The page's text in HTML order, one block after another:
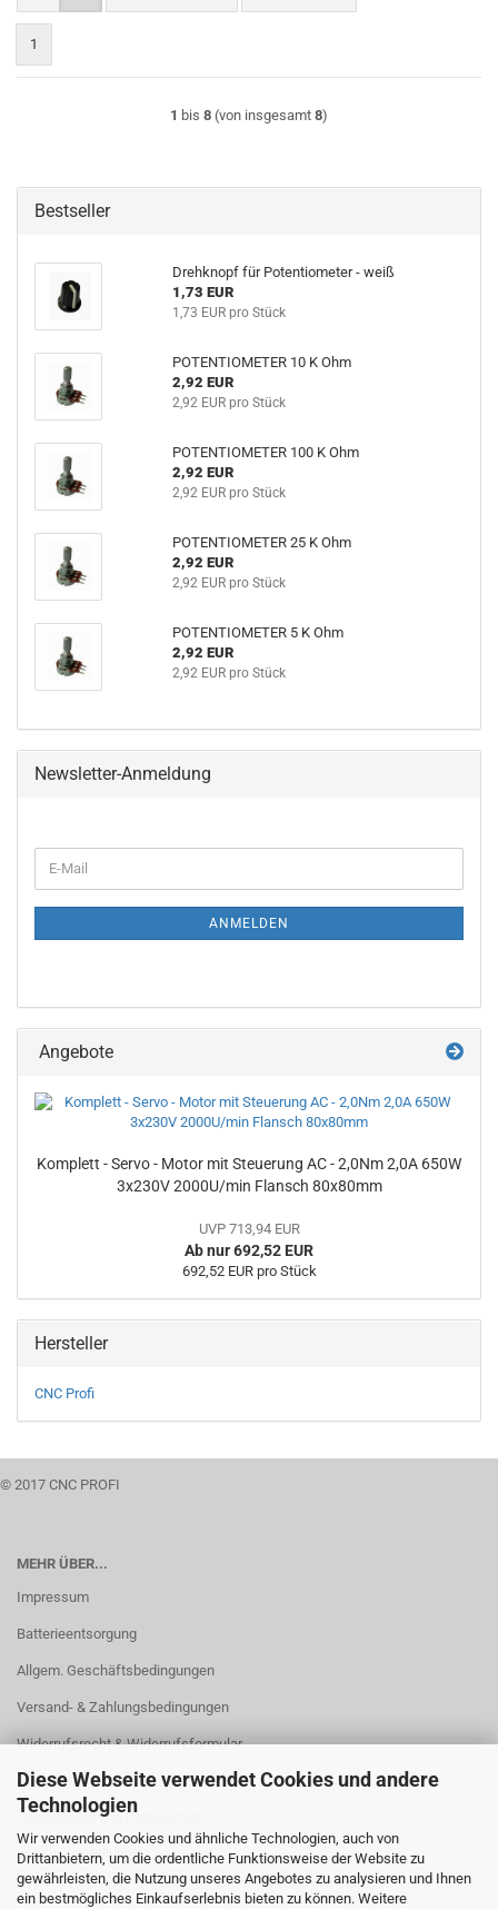
Diese Webseite verwendet Cookies und andere
Technologien
Wir verwenden Cookies und ähnliche Technologien, auch von
Drittanbietern, um die ordentliche Funktionsweise der Website zu
gewährleisten, die Nutzung unseres Angebotes zu analysieren und Ihnen
ein bestmögliches Einkaufserlebnis bieten zu können. Weitere
1
1 bis 8 (von insgesamt 8)
Bestseller
Drehknopf für Potentiometer - weiß
1,73 EUR
1,73 EUR pro Stück
POTENTIOMETER 10 K Ohm
2,92 EUR
2,92 EUR pro Stück
POTENTIOMETER 100 K Ohm
2,92 EUR
2,92 EUR pro Stück
POTENTIOMETER 25 K Ohm
2,92 EUR
2,92 EUR pro Stück
POTENTIOMETER 5 K Ohm
2,92 EUR
2,92 EUR pro Stück
Newsletter-Anmeldung
ZUR
NEWSLETTER-
E-
Mail
ANMELDEN
Angebote
Komplett - Servo - Motor mit Steuerung AC - 2,0Nm 2,0A 650W
3x230V 2000U/min Flansch 80x80mm
UVP 713,94 EUR
Ab nur 692,52 EUR
692,52 EUR pro Stück
Hersteller
CNC Profi
© 2017 CNC PROFI
MEHR ÜBER...
Impressum
Batterieentsorgung
Allgem. Geschäftsbedingungen
Versand- & Zahlungsbedingungen
Widerrufsrecht & Widerrufsformular
AGB
Privatsphäre und Datenschutz
Cookie Einstellungen